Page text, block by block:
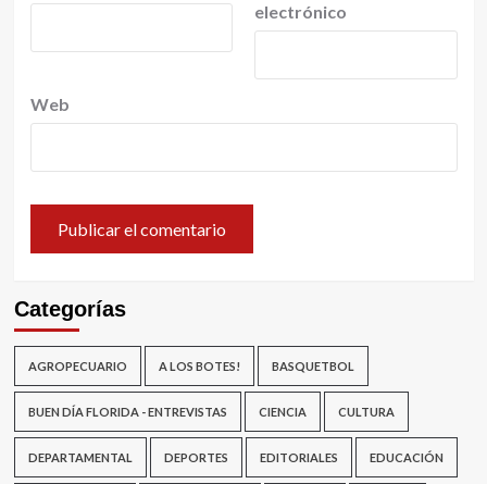
electrónico
Web
Categorías
AGROPECUARIO A LOS BOTES! BASQUETBOL
BUEN DÍA FLORIDA - ENTREVISTAS CIENCIA CULTURA
DEPARTAMENTAL DEPORTES EDITORIALES EDUCACIÓN